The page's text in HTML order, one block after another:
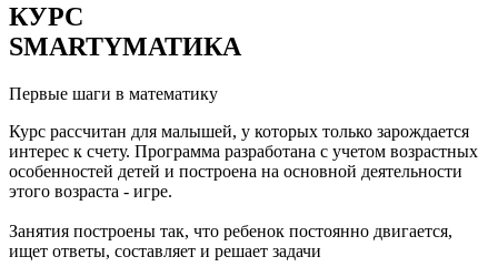
КУРС
SMARTYМАТИКА
Первые шаги в математику
Курс рассчитан для малышей, у которых только зарождается
интерес к счету. Программа разработана с учетом возрастных
особенностей детей и построена на основной деятельности
этого возраста - игре.
Занятия построены так, что ребенок постоянно двигается,
ищет ответы, составляет и решает задачи